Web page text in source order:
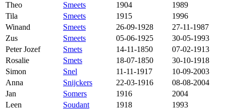
Theo
Smeets 1904
1989
Tila
Smeets 1915
1996
Winand
Smeets 26-09-1928
27-11-1987
Zus
Smeets 05-06-1925
30-05-1993
Peter Jozef
Smets 14-11-1850
07-02-1913
Rosalie
Smets 18-07-1850
30-10-1918
Simon
Snel 11-11-1917
10-09-2003
Anna
Snijckers 22-03-1916
08-08-2004
Jan
Somers 1916
2004
Leen
Soudant 1918
1993